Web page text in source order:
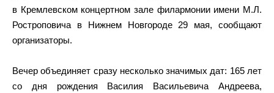
в Кремлевском концертном зале филармонии имени М.Л.
Ростроповича в Нижнем Новгороде 29 мая, сообщают
организаторы.
Вечер объединяет сразу несколько значимых дат: 165 лет
со дня рождения Василия Васильевича Андреева,